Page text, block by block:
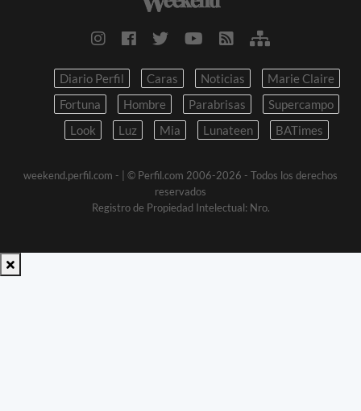
Diario Perfil Caras Noticias
Marie Claire
Fortuna
Hombre Parabrisas
Supercampo
Look
Luz Mia Lunateen BATimes
weekend.perfil.com -
| © Perfil.com 2006-2026 - Todos los derechos
reservados
Registro de Propiedad Intelectual: Nro.